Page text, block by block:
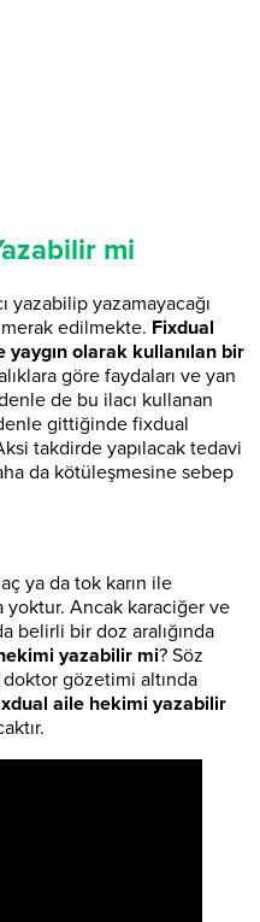
mi
yazabilip yazamayacağı
edilmekte. Fixdual
olarak kullanılan bir
göre faydaları ve yan
de bu ilacı kullanan
gittiğinde fixdual
takdirde yapılacak tedavi
da kötüleşmesine sebep
ya da tok karın ile
yoktur. Ancak karaciğer ve
belirli bir doz aralığında
yazabilir mi? Söz
gözetimi altında
aile hekimi yazabilir